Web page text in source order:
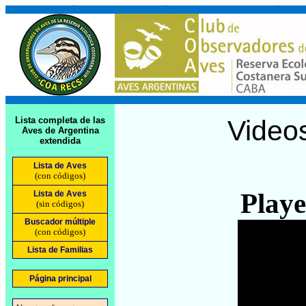
Lista completa de las
Aves de Argentina
extendida
Lista de Aves
(con códigos)
Lista de Aves
(sin códigos)
Buscador múltiple
(con códigos)
Lista de Familias
Página principal